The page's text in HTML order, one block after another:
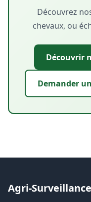
Découvrez
chevaux, ou
Découvrir
Demander
Agri-Surveillance